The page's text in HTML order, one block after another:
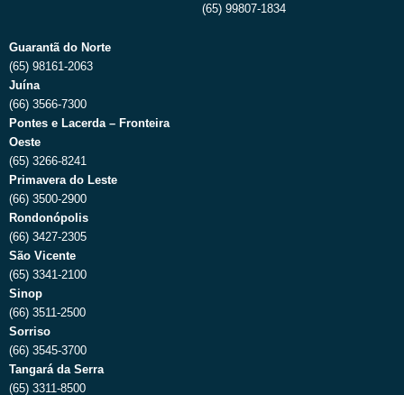
(65) 99807-1834
Guarantã do Norte
(65) 98161-2063
Juína
(66) 3566-7300
Pontes e Lacerda – Fronteira
Oeste
(65) 3266-8241
Primavera do Leste
(66) 3500-2900
Rondonópolis
(66) 3427-2305
São Vicente
(65) 3341-2100
Sinop
(66) 3511-2500
Sorriso
(66) 3545-3700
Tangará da Serra
(65) 3311-8500